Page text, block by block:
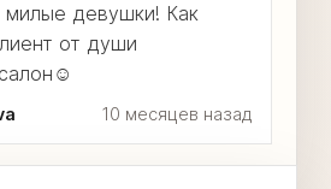
милые девушки! Как
от души
10 месяцев назад